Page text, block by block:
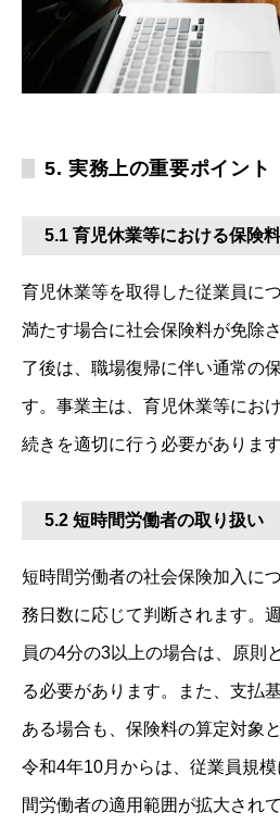
5. 実務上の重要ポイント
5.1 育児休業等における保険
育児休業等を取得した従業員に
満たす場合に社会保険料が免除
了後は、職場復帰に伴い通常の
す。事業主は、育児休業等にお
続きを適切に行う必要があります
5.2 短時間労働者の取り扱い
短時間労働者の社会保険加入に
務日数に応じて判断されます。
員の4分の3以上の場合は、原則
る必要があります。また、支払
ある場合も、保険料の算定対象
令和4年10月からは、従業員規
間労働者の適用範囲が拡大され